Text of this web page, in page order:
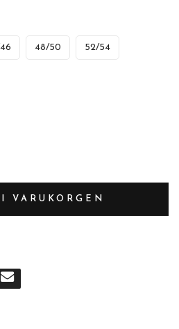
48/50 52/54
VARUKORGEN